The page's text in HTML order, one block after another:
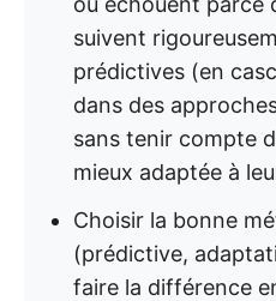
suivent
prédictives (en
dans des
sans tenir compte
mieux adaptée à
Choisir la bonne
(prédictive,
faire la différence